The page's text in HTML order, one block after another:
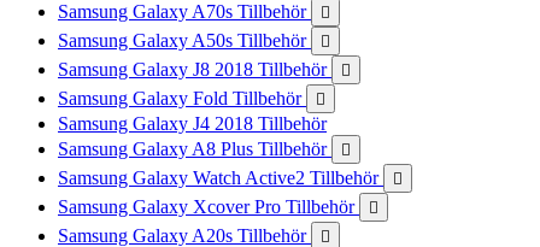
Samsung Galaxy A70s Tillbehör 
Samsung Galaxy A50s Tillbehör 
Samsung Galaxy J8 2018 Tillbehör 
Samsung Galaxy Fold Tillbehör 
Samsung Galaxy J4 2018 Tillbehör
Samsung Galaxy A8 Plus Tillbehör

Samsung Galaxy Watch Active2 Tillbehör 
Samsung Galaxy Xcover Pro Tillbehör 
Samsung Galaxy A20s Tillbehör 